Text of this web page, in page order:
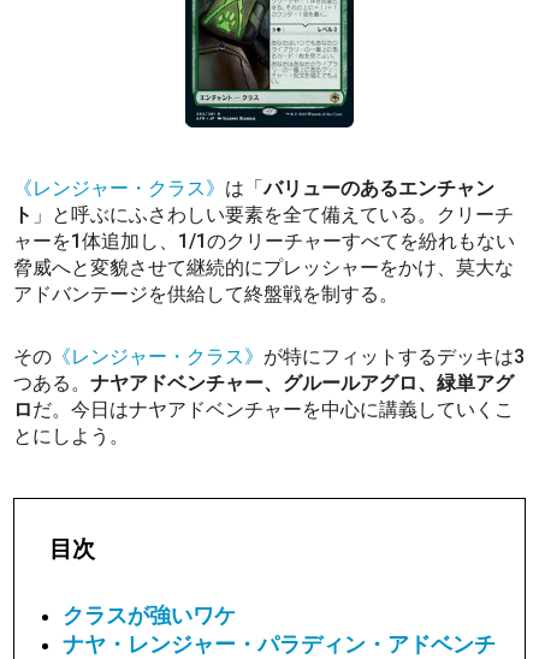
《レンジャー・クラス》 は「バリューのあるエンチャン
ト 」と呼ぶにふさわしい要素を全て備えている。クリーチ
ャーを1体追加し、1/1のクリーチャーすべてを紛れもない
脅威へと変貌させて継続的にプレッシャーをかけ、莫大な
アドバンテージを供給して終盤戦を制する。
その 《レンジャー・クラス》 が特にフィットするデッキは3
つある。ナヤアドベンチャー、グルールアグロ、緑単アグ
ロだ。今日はナヤアドベンチャーを中心に講義していくこ
とにしよう。
目次
クラスが強いワケ
ナヤ・レンジャー・パラディン・アドベンチ